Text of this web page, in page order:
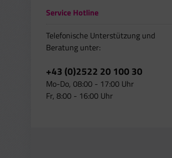
Service Hotline
Telefonische Unterstützung und
Beratung unter:
+43 (0)2522 20 100 30
Mo-Do, 08:00 - 17:00 Uhr
Fr, 8:00 - 16:00 Uhr